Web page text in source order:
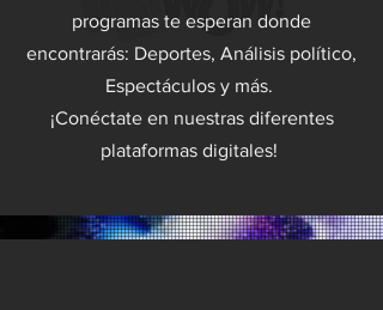
programas te esperan donde
encontrarás: Deportes, Análisis político,
Espectáculos y más.
¡Conéctate en nuestras diferentes
plataformas digitales!